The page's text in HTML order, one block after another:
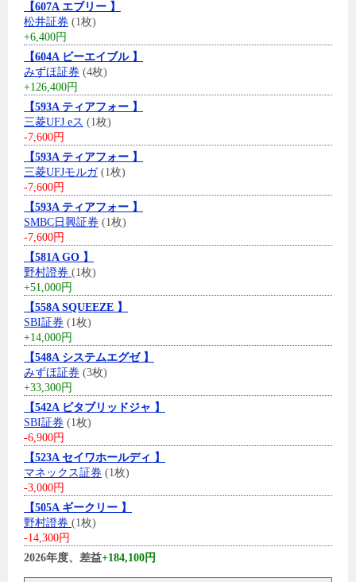
【607A エブリー 】
松井証券 (1枚)
+6,400円
【604A ビーエイブル 】
みずほ証券 (4枚)
+126,400円
【593A ティアフォー 】
三菱UFJ eス (1枚)
-7,600円
【593A ティアフォー 】
三菱UFJモルガ(1枚)
-7,600円
【593A ティアフォー 】
SMBC日興証券 (1枚)
-7,600円
【581A GO 】
野村證券 (1枚)
+51,000円
【558A SQUEEZE 】
SBI証券 (1枚)
+14,000円
【548A システムエグゼ 】
みずほ証券 (3枚)
+33,300円
【542A ビタブリッドジャ 】
SBI証券 (1枚)
-6,900円
【523A セイワホールディ 】
マネックス証券 (1枚)
-3,000円
【505A ギークリー 】
野村證券 (1枚)
-14,300円
2026年度、差益+184,100円